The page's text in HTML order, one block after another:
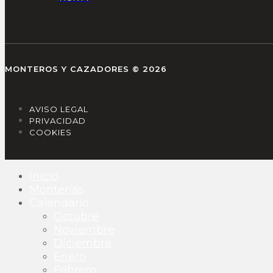
MONTEROS Y CAZADORES © 2026
AVISO LEGAL
PRIVACIDAD
COOKIES